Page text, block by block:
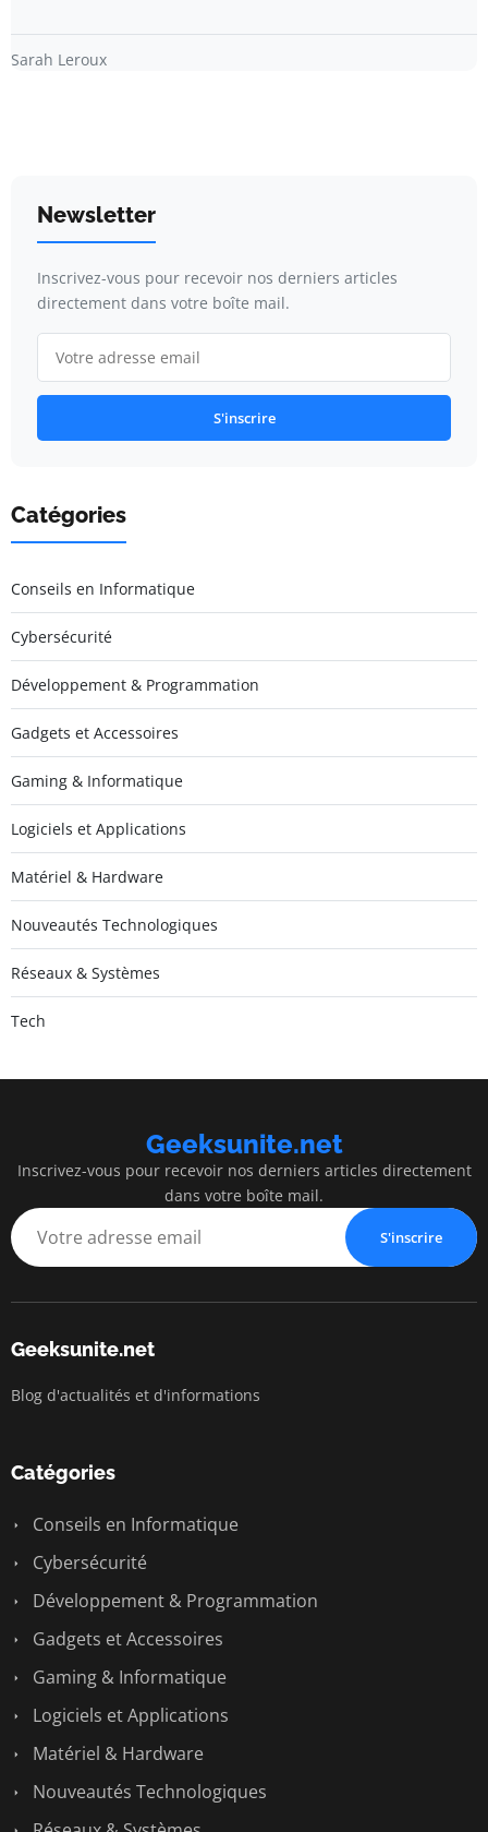
Sarah Leroux
Newsletter
Inscrivez-vous pour recevoir nos derniers articles
directement dans votre boîte mail.
S'inscrire
Catégories
Conseils en Informatique
Cybersécurité
Développement & Programmation
Gadgets et Accessoires
Gaming & Informatique
Logiciels et Applications
Matériel & Hardware
Nouveautés Technologiques
Réseaux & Systèmes
Tech
Geeksunite.net
Inscrivez-vous pour recevoir nos derniers articles directement
dans votre boîte mail.
S'inscrire
Geeksunite.net
Blog d'actualités et d'informations
Catégories
Conseils en Informatique
Cybersécurité
Développement & Programmation
Gadgets et Accessoires
Gaming & Informatique
Logiciels et Applications
Matériel & Hardware
Nouveautés Technologiques